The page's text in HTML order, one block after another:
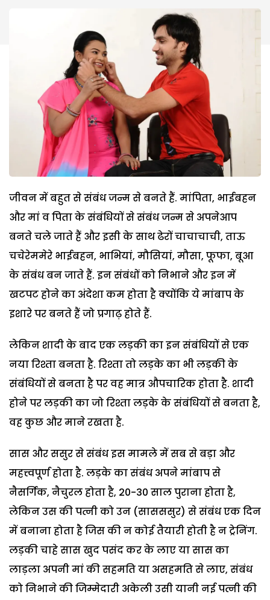
जीवन में बहुत से संबंध जन्म से बनते हैं. मांपिता, भाईबहन
और मां व पिता के संबंधियों से संबंध जन्म से अपनेआप
बनते चले जाते हैं और इसी के साथ ढेरों चाचाचाची, ताऊ
चचेरेममेरे भाईबहन, भाभियां, मौसियां, मौसा, फूफा, बूआ
के संबंध बन जाते हैं. इन संबंधों को निभाने और इन में
खटपट होने का अंदेशा कम होता है क्योंकि ये मांबाप के
इशारे पर बनते हैं जो प्रगाढ़ होते हैं.
लेकिन शादी के बाद एक लड़की का इन संबंधियों से एक
नया रिश्ता बनता है. रिश्ता तो लड़के का भी लड़की के
संबंधियों से बनता है पर वह मात्र औपचारिक होता है. शादी
होने पर लड़की का जो रिश्ता लड़के के संबंधियों से बनता है,
वह कुछ और माने रखता है.
सास और ससुर से संबंध इस मामले में सब से बड़ा और
महत्त्वपूर्ण होता है. लड़के का संबंध अपने मांबाप से
नैसर्गिक, नैचुरल होता है, 20-30 साल पुराना होता है,
लेकिन उस की पत्नी को उन (सासससुर) से संबंध एक दिन
में बनाना होता है जिस की न कोई तैयारी होती है न ट्रेनिंग.
लड़की चाहे सास खुद पसंद कर के लाए या सास का
लाड़ला अपनी मां की सहमति या असहमति से लाए, संबंध
को निभाने की जिम्मेदारी अकेली उसी यानी नई पत्नी की